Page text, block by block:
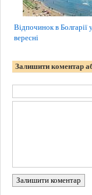
Відпочинок в Болгарії
вересні
Залишити коментар
Залишити коментар